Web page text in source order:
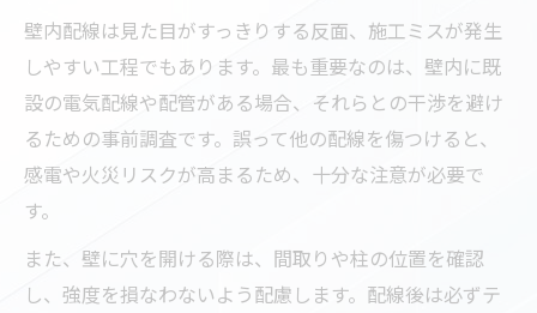
壁内配線は見た目がすっきりする反面、施工ミスが発生
しやすい工程でもあります。最も重要なのは、壁内に既
設の電気配線や配管がある場合、それらとの干渉を避け
るための事前調査です。誤って他の配線を傷つけると、
感電や火災リスクが高まるため、十分な注意が必要で
す。
また、壁に穴を開ける際は、間取りや柱の位置を確認
し、強度を損なわないよう配慮します。配線後は必ずテ